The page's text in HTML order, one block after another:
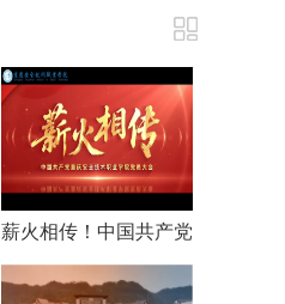
薪火相传！中国共产党